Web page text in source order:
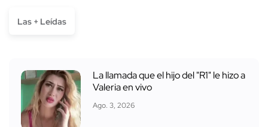
Las + Leídas
La llamada que el hijo del "R1" le hizo a
Valeria en vivo
Ago. 3, 2026